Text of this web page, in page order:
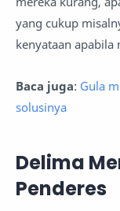
yang cukup
kenyataan apabila
Baca juga: Gula
solusinya
Delima
Penderes